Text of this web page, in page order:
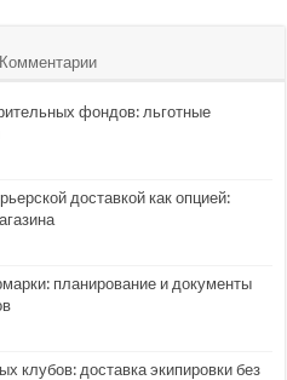
Комментарии
фондов: льготные
доставкой как опцией:
планирование и документы
клубов: доставка экипировки без